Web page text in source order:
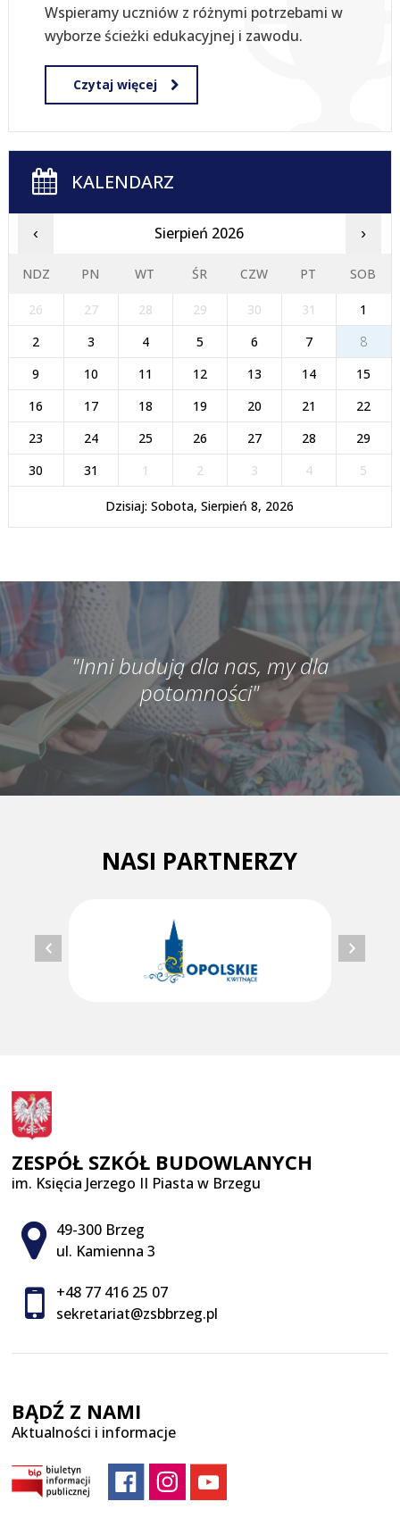
Wspieramy uczniów z różnymi potrzebami w
wyborze ścieżki edukacyjnej i zawodu.
Czytaj więcej
KALENDARZ
‹ Sierpień 2026 ›
NDZ PN WT ŚR CZW PT SOB
26 27 28 29 30 31
1
2
3 4 5 6 7
8
9
10 11 12 13 14
15
16
17 18 19 20 21
22
23
24 25 26 27 28
29
30
31 1 2 3 4 5
Dzisiaj: Sobota, Sierpień 8, 2026
"Inni budują dla nas, my dla
potomności"
NASI PARTNERZY
ZESPÓŁ SZKÓŁ BUDOWLANYCH
im. Księcia Jerzego II Piasta w Brzegu
Adres pocztowy:
49-300 Brzeg
ul. Kamienna 3
+48 77 416 25 07
sekretariat@zsbbrzeg.pl
BĄDŹ Z NAMI
Aktualności i informacje